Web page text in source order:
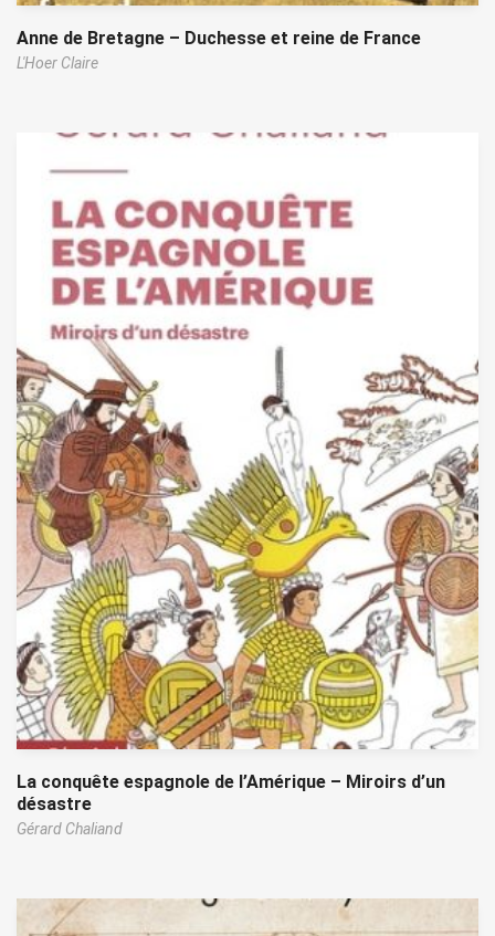
Anne de Bretagne – Duchesse et reine de France
L'Hoer Claire
La conquête espagnole de l’Amérique – Miroirs d’un
désastre
Gérard Chaliand